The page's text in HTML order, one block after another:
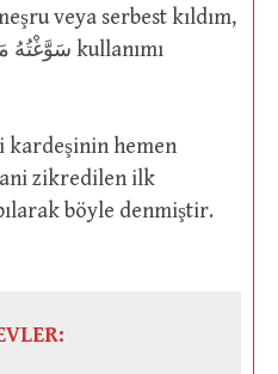
veya serbest kıldım,
zikredilen ilk
böyle denmiştir.